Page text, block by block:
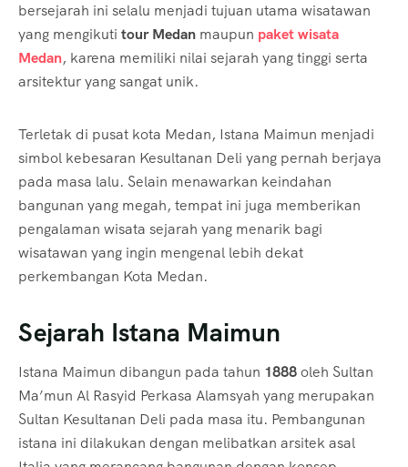
bersejarah ini selalu menjadi tujuan utama wisatawan
yang mengikuti tour Medan maupun paket wisata
Medan, karena memiliki nilai sejarah yang tinggi serta
arsitektur yang sangat unik.
Terletak di pusat kota Medan, Istana Maimun menjadi
simbol kebesaran Kesultanan Deli yang pernah berjaya
pada masa lalu. Selain menawarkan keindahan
bangunan yang megah, tempat ini juga memberikan
pengalaman wisata sejarah yang menarik bagi
wisatawan yang ingin mengenal lebih dekat
perkembangan Kota Medan.
Sejarah Istana Maimun
Istana Maimun dibangun pada tahun 1888oleh Sultan
Ma’mun Al Rasyid Perkasa Alamsyah yang merupakan
Sultan Kesultanan Deli pada masa itu. Pembangunan
istana ini dilakukan dengan melibatkan arsitek asal